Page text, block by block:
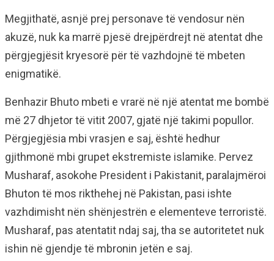
Megjithatë, asnjë prej personave të vendosur nën
akuzë, nuk ka marrë pjesë drejpërdrejt në atentat dhe
përgjegjësit kryesorë për të vazhdojnë të mbeten
enigmatikë.
Benhazir Bhuto mbeti e vrarë në një atentat me bombë
më 27 dhjetor të vitit 2007, gjatë një takimi popullor.
Përgjegjësia mbi vrasjen e saj, është hedhur
gjithmonë mbi grupet ekstremiste islamike. Pervez
Musharaf, asokohe President i Pakistanit, paralajmëroi
Bhuton të mos rikthehej në Pakistan, pasi ishte
vazhdimisht nën shënjestrën e elementeve terroristë.
Musharaf, pas atentatit ndaj saj, tha se autoritetet nuk
ishin në gjendje të mbronin jetën e saj.